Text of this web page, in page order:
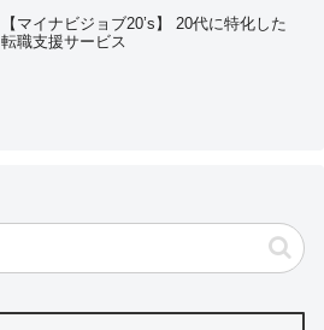
【マイナビジョブ20’s】 20代に特化した
転職支援サービス